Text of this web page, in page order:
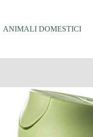
ANIMALI DOMESTICI